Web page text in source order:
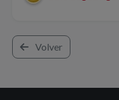
Volver